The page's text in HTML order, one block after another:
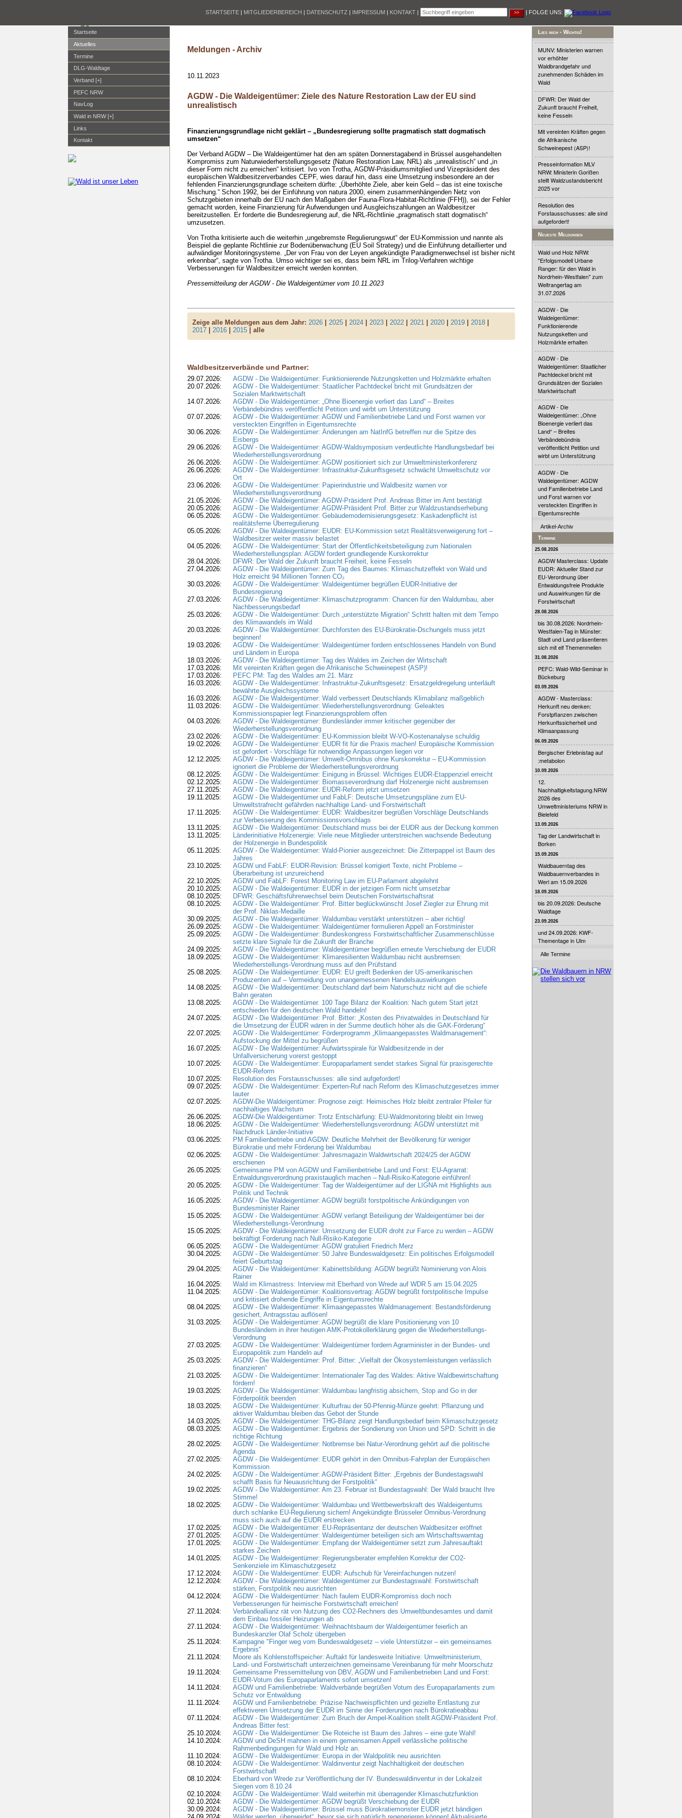
STARTSEITE | MITGLIEDERBEREICH | DATENSCHUTZ | IMPRESSUM | KONTAKT | | FOLGE UNS:
Startseite
Aktuelles
Termine
DLG-Waldtage
Verband [+]
PEFC NRW
NavLog
Wald in NRW [+]
Links
Kontakt
Meldungen - Archiv
10.11.2023
AGDW - Die Waldeigentümer: Ziele des Nature Restoration Law der EU sind
unrealistisch
Finanzierungsgrundlage nicht geklärt – „Bundesregierung sollte pragmatisch statt dogmatisch
umsetzen“
Der Verband AGDW – Die Waldeigentümer hat den am späten Donnerstagabend in Brüssel ausgehandelten
Kompromiss zum Naturwiederherstellungsgesetz (Nature Restoration Law, NRL) als „unrealistisch“ und „in
dieser Form nicht zu erreichen“ kritisiert. Ivo von Trotha, AGDW-Präsidiumsmitglied und Vizepräsident des
europäischen Waldbesitzerverbandes CEPF, wies darauf hin, dass eine Umsetzung insbesondere an der
fehlenden Finanzierungsgrundlage scheitern dürfte: „Überhöhte Ziele, aber kein Geld – das ist eine toxische
Mischung.“ Schon 1992, bei der Einführung von natura 2000, einem zusammenhängenden Netz von
Schutzgebieten innerhalb der EU nach den Maßgaben der Fauna-Flora-Habitat-Richtlinie (FFH)), sei der Fehler
gemacht worden, keine Finanzierung für Aufwendungen und Ausgleichszahlungen an Waldbesitzer
bereitzustellen. Er forderte die Bundesregierung auf, die NRL-Richtlinie „pragmatisch statt dogmatisch“
umzusetzen.
Von Trotha kritisierte auch die weiterhin „ungebremste Regulierungswut“ der EU-Kommission und nannte als
Beispiel die geplante Richtlinie zur Bodenüberwachung (EU Soil Strategy) und die Einführung detaillierter und
aufwändiger Monitoringsysteme. „Der von Frau von der Leyen angekündigte Paradigmenwechsel ist bisher nicht
erkennbar“, sagte von Trotha. Umso wichtiger sei es, dass beim NRL im Trilog-Verfahren wichtige
Verbesserungen für Waldbesitzer erreicht werden konnten.
Pressemitteilung der AGDW - Die Waldeigentümer vom 10.11.2023
Zeige alle Meldungen aus dem Jahr: 2026| 2025| 2024| 2023| 2022| 2021| 2020| 2019| 2018|
2017| 2016| 2015| alle
Waldbesitzerverbände und Partner:
29.07.2026:
AGDW - Die Waldeigentümer: Funktionierende Nutzungsketten und Holzmärkte erhalten
20.07.2026:
AGDW - Die Waldeigentümer: Staatlicher Pachtdeckel bricht mit Grundsätzen der
Sozialen Marktwirtschaft
14.07.2026:
AGDW - Die Waldeigentümer: „Ohne Bioenergie verliert das Land“ – Breites
Verbändebündnis veröffentlicht Petition und wirbt um Unterstützung
07.07.2026:
AGDW - Die Waldeigentümer: AGDW und Familienbetriebe Land und Forst warnen vor
versteckten Eingriffen in Eigentumsrechte
30.06.2026:
AGDW - Die Waldeigentümer: Änderungen am NatInfG betreffen nur die Spitze des
Eisbergs
29.06.2026:
AGDW - Die Waldeigentümer: AGDW-Waldsymposium verdeutlichte Handlungsbedarf bei
Wiederherstellungsverordnung
26.06.2026:
AGDW - Die Waldeigentümer: AGDW positioniert sich zur Umweltministerkonferenz
26.06.2026:
AGDW - Die Waldeigentümer: Infrastruktur-Zukunftsgesetz schwächt Umweltschutz vor
Ort
23.06.2026:
AGDW - Die Waldeigentümer: Papierindustrie und Waldbesitz warnen vor
Wiederherstellungsverordnung
21.05.2026:
AGDW - Die Waldeigentümer: AGDW-Präsident Prof. Andreas Bitter im Amt bestätigt
20.05.2026:
AGDW - Die Waldeigentümer: AGDW-Präsident Prof. Bitter zur Waldzustandserhebung
06.05.2026:
AGDW - Die Waldeigentümer: Gebäudemodernisierungsgesetz: Kaskadenpflicht ist
realitätsferne Überregulierung
05.05.2026:
AGDW - Die Waldeigentümer: EUDR: EU-Kommission setzt Realitätsverweigerung fort –
Waldbesitzer weiter massiv belastet
04.05.2026:
AGDW - Die Waldeigentümer: Start der Öffentlichkeitsbeteiligung zum Nationalen
Wiederherstellungsplan: AGDW fordert grundlegende Kurskorrektur
28.04.2026:
DFWR: Der Wald der Zukunft braucht Freiheit, keine Fesseln
27.04.2026:
AGDW - Die Waldeigentümer: Zum Tag des Baumes: Klimaschutzeffekt von Wald und
Holz erreicht 94 Millionen Tonnen CO₂
30.03.2026:
AGDW - Die Waldeigentümer: Waldeigentümer begrüßen EUDR-Initiative der
Bundesregierung
27.03.2026:
AGDW - Die Waldeigentümer: Klimaschutzprogramm: Chancen für den Waldumbau, aber
Nachbesserungsbedarf
25.03.2026:
AGDW - Die Waldeigentümer: Durch „unterstützte Migration“ Schritt halten mit dem Tempo
des Klimawandels im Wald
20.03.2026:
AGDW - Die Waldeigentümer: Durchforsten des EU-Bürokratie-Dschungels muss jetzt
beginnen!
19.03.2026:
AGDW - Die Waldeigentümer: Waldeigentümer fordern entschlossenes Handeln von Bund
und Ländern in Europa
18.03.2026:
AGDW - Die Waldeigentümer: Tag des Waldes im Zeichen der Wirtschaft
17.03.2026:
Mit vereinten Kräften gegen die Afrikanische Schweinepest (ASP)!
17.03.2026:
PEFC PM: Tag des Waldes am 21. März
16.03.2026:
AGDW - Die Waldeigentümer: Infrastruktur-Zukunftsgesetz: Ersatzgeldregelung unterläuft
bewährte Ausgleichssysteme
16.03.2026:
AGDW - Die Waldeigentümer: Wald verbessert Deutschlands Klimabilanz maßgeblich
11.03.2026:
AGDW - Die Waldeigentümer: Wiederherstellungsverordnung: Geleaktes
Kommissionspapier legt Finanzierungsproblem offen
04.03.2026:
AGDW - Die Waldeigentümer: Bundesländer immer kritischer gegenüber der
Wiederherstellungsverordnung
23.02.2026:
AGDW - Die Waldeigentümer: EU-Kommission bleibt W-VO-Kostenanalyse schuldig
19.02.2026:
AGDW - Die Waldeigentümer: EUDR fit für die Praxis machen! Europäische Kommission
ist gefordert - Vorschläge für notwendige Anpassungen liegen vor
12.12.2025:
AGDW - Die Waldeigentümer: Umwelt-Omnibus ohne Kurskorrektur – EU-Kommission
ignoriert die Probleme der Wiederherstellungsverordnung
08.12.2025:
AGDW - Die Waldeigentümer: Einigung in Brüssel: Wichtiges EUDR-Etappenziel erreicht
02.12.2025:
AGDW - Die Waldeigentümer: Biomasseverordnung darf Holzenergie nicht ausbremsen
27.11.2025:
AGDW - Die Waldeigentümer: EUDR-Reform jetzt umsetzen
19.11.2025:
AGDW - Die Waldeigentümer und FabLF: Deutsche Umsetzungspläne zum EU-
Umweltstrafrecht gefährden nachhaltige Land- und Forstwirtschaft
17.11.2025:
AGDW - Die Waldeigentümer: EUDR: Waldbesitzer begrüßen Vorschläge Deutschlands
zur Verbesserung des Kommissionsvorschlags
13.11.2025:
AGDW - Die Waldeigentümer: Deutschland muss bei der EUDR aus der Deckung kommen
13.11.2025:
Länderinitiative Holzenergie: Viele neue Mitglieder unterstreichen wachsende Bedeutung
der Holzenergie in Bundespolitik
05.11.2025:
AGDW - Die Waldeigentümer: Wald-Pionier ausgezeichnet: Die Zitterpappel ist Baum des
Jahres
23.10.2025:
AGDW und FabLF: EUDR-Revision: Brüssel korrigiert Texte, nicht Probleme –
Überarbeitung ist unzureichend
22.10.2025:
AGDW und FabLF: Forest Monitoring Law im EU-Parlament abgelehnt
20.10.2025:
AGDW - Die Waldeigentümer: EUDR in der jetzigen Form nicht umsetzbar
08.10.2025:
DFWR: Geschäftsführerwechsel beim Deutschen Forstwirtschaftsrat
08.10.2025:
AGDW - Die Waldeigentümer: Prof. Bitter beglückwünscht Josef Ziegler zur Ehrung mit
der Prof. Niklas-Medaille
30.09.2025:
AGDW - Die Waldeigentümer: Waldumbau verstärkt unterstützen – aber richtig!
26.09.2025:
AGDW - Die Waldeigentümer: Waldeigentümer formulieren Appell an Forstminister
25.09.2025:
AGDW - Die Waldeigentümer: Bundeskongress Forstwirtschaftlicher Zusammenschlüsse
setzte klare Signale für die Zukunft der Branche
24.09.2025:
AGDW - Die Waldeigentümer: Waldeigentümer begrüßen erneute Verschiebung der EUDR
18.09.2025:
AGDW - Die Waldeigentümer: Klimaresilienten Waldumbau nicht ausbremsen:
Wiederherstellungs-Verordnung muss auf den Prüfstand
25.08.2025:
AGDW - Die Waldeigentümer: EUDR: EU greift Bedenken der US-amerikanischen
Produzenten auf – Vermeidung von unangemessenen Handelsauswirkungen
14.08.2025:
AGDW - Die Waldeigentümer: Deutschland darf beim Naturschutz nicht auf die schiefe
Bahn geraten
13.08.2025:
AGDW - Die Waldeigentümer. 100 Tage Bilanz der Koalition: Nach gutem Start jetzt
entschieden für den deutschen Wald handeln!
24.07.2025:
AGDW - Die Waldeigentümer: Prof. Bitter: „Kosten des Privatwaldes in Deutschland für
die Umsetzung der EUDR wären in der Summe deutlich höher als die GAK-Förderung“
22.07.2025:
AGDW - Die Waldeigentümer: Förderprogramm „Klimaangepasstes Waldmanagement“:
Aufstockung der Mittel zu begrüßen
16.07.2025:
AGDW - Die Waldeigentümer: Aufwärtsspirale für Waldbesitzende in der
Unfallversicherung vorerst gestoppt
10.07.2025:
AGDW - Die Waldeigentümer: Europaparlament sendet starkes Signal für praxisgerechte
EUDR-Reform
10.07.2025:
Resolution des Forstausschusses: alle sind aufgefordert!
09.07.2025:
AGDW - Die Waldeigentümer: Experten-Ruf nach Reform des Klimaschutzgesetzes immer
lauter
02.07.2025:
AGDW-Die Waldeigentümer: Prognose zeigt: Heimisches Holz bleibt zentraler Pfeiler für
nachhaltiges Wachstum
26.06.2025:
AGDW-Die Waldeigentümer: Trotz Entschärfung: EU-Waldmonitoring bleibt ein Irrweg
18.06.2025:
AGDW - Die Waldeigentümer: Wiederherstellungsverordnung: AGDW unterstützt mit
Nachdruck Länder-Initiative
03.06.2025:
PM Familienbetriebe und AGDW: Deutliche Mehrheit der Bevölkerung für weniger
Bürokratie und mehr Förderung bei Waldumbau
02.06.2025:
AGDW - Die Waldeigentümer: Jahresmagazin Waldwirtschaft 2024/25 der AGDW
erschienen
26.05.2025:
Gemeinsame PM von AGDW und Familienbetriebe Land und Forst: EU-Agrarrat:
Entwaldungsverordnung praxistauglich machen – Null-Risiko-Kategorie einführen!
20.05.2025:
AGDW - Die Waldeigentümer: Tag der Waldeigentümer auf der LIGNA mit Highlights aus
Politik und Technik
16.05.2025:
AGDW - Die Waldeigentümer: AGDW begrüßt forstpolitische Ankündigungen von
Bundesminister Rainer
15.05.2025:
AGDW - Die Waldeigentümer: AGDW verlangt Beteiligung der Waldeigentümer bei der
Wiederherstellungs-Verordnung
15.05.2025:
AGDW - Die Waldeigentümer: Umsetzung der EUDR droht zur Farce zu werden – AGDW
bekräftigt Forderung nach Null-Risiko-Kategorie
06.05.2025:
AGDW - Die Waldeigentümer: AGDW gratuliert Friedrich Merz
30.04.2025:
AGDW - Die Waldeigentümer: 50 Jahre Bundeswaldgesetz: Ein politisches Erfolgsmodell
feiert Geburtstag
29.04.2025:
AGDW - Die Waldeigentümer: Kabinettsbildung: AGDW begrüßt Nominierung von Alois
Rainer
16.04.2025:
Wald im Klimastress: Interview mit Eberhard von Wrede auf WDR 5 am 15.04.2025
11.04.2025:
AGDW - Die Waldeigentümer: Koalitionsvertrag: AGDW begrüßt forstpolitische Impulse
und kritisiert drohende Eingriffe in Eigentumsrechte
08.04.2025:
AGDW - Die Waldeigentümer: Klimaangepasstes Waldmanagement: Bestandsförderung
gesichert, Antragsstau auflösen!
31.03.2025:
AGDW - Die Waldeigentümer: AGDW begrüßt die klare Positionierung von 10
Bundesländern in ihrer heutigen AMK-Protokollerklärung gegen die Wiederherstellungs-
Verordnung
27.03.2025:
AGDW - Die Waldeigentümer: Waldeigentümer fordern Agrarminister in der Bundes- und
Europapolitik zum Handeln auf
25.03.2025:
AGDW - Die Waldeigentümer: Prof. Bitter: „Vielfalt der Ökosystemleistungen verlässlich
finanzieren“
21.03.2025:
AGDW - Die Waldeigentümer: Internationaler Tag des Waldes: Aktive Waldbewirtschaftung
fördern!
19.03.2025:
AGDW - Die Waldeigentümer: Waldumbau langfristig absichern, Stop and Go in der
Förderpolitik beenden
18.03.2025:
AGDW - Die Waldeigentümer: Kulturfrau der 50-Pfennig-Münze geehrt: Pflanzung und
aktiver Waldumbau bleiben das Gebot der Stunde
14.03.2025:
AGDW - Die Waldeigentümer: THG-Bilanz zeigt Handlungsbedarf beim Klimaschutzgesetz
08.03.2025:
AGDW - Die Waldeigentümer: Ergebnis der Sondierung von Union und SPD: Schritt in die
richtige Richtung
28.02.2025:
AGDW - Die Waldeigentümer: Notbremse bei Natur-Verordnung gehört auf die politische
Agenda
27.02.2025:
AGDW - Die Waldeigentümer: EUDR gehört in den Omnibus-Fahrplan der Europäischen
Kommission
24.02.2025:
AGDW - Die Waldeigentümer: AGDW-Präsident Bitter: „Ergebnis der Bundestagswahl
schafft Basis für Neuausrichtung der Forstpolitik“
19.02.2025:
AGDW - Die Waldeigentümer: Am 23. Februar ist Bundestagswahl: Der Wald braucht Ihre
Stimme!
18.02.2025:
AGDW - Die Waldeigentümer: Waldumbau und Wettbewerbskraft des Waldeigentums
durch schlanke EU-Regulierung sichern! Angekündigte Brüsseler Omnibus-Verordnung
muss sich auch auf die EUDR erstrecken
17.02.2025:
AGDW - Die Waldeigentümer: EU-Repräsentanz der deutschen Waldbesitzer eröffnet
27.01.2025:
AGDW - Die Waldeigentümer: Waldeigentümer beteiligen sich am Wirtschaftswarntag
17.01.2025:
AGDW - Die Waldeigentümer: Empfang der Waldeigentümer setzt zum Jahresauftakt
starkes Zeichen
14.01.2025:
AGDW - Die Waldeigentümer: Regierungsberater empfehlen Korrektur der CO2-
Senkenziele im Klimaschutzgesetz
17.12.2024:
AGDW - Die Waldeigentümer: EUDR: Aufschub für Vereinfachungen nutzen!
12.12.2024:
AGDW - Die Waldeigentümer: Waldeigentümer zur Bundestagswahl: Forstwirtschaft
stärken, Forstpolitik neu ausrichten
04.12.2024:
AGDW - Die Waldeigentümer: Nach faulem EUDR-Kompromiss doch noch
Verbesserungen für heimische Forstwirtschaft erreichen!
27.11.2024:
Verbändeallianz rät von Nutzung des CO2-Rechners des Umweltbundesamtes und damit
dem Einbau fossiler Heizungen ab
27.11.2024:
AGDW - Die Waldeigentümer: Weihnachtsbaum der Waldeigentümer feierlich an
Bundeskanzler Olaf Scholz übergeben
25.11.2024:
Kampagne "Finger weg vom Bundeswaldgesetz – viele Unterstützer – ein gemeinsames
Ergebnis“
21.11.2024:
Moore als Kohlenstoffspeicher: Auftakt für landesweite Initiative: Umweltministerium,
Land- und Forstwirtschaft unterzeichnen gemeinsame Vereinbarung für mehr Moorschutz
19.11.2024:
Gemeinsame Pressemitteilung von DBV, AGDW und Familienbetrieben Land und Forst:
EUDR-Votum des Europaparlaments sofort umsetzen!
14.11.2024:
AGDW und Familienbetriebe: Waldverbände begrüßen Votum des Europaparlaments zum
Schutz vor Entwaldung
11.11.2024:
AGDW und Familienbetriebe: Präzise Nachweispflichten und gezielte Entlastung zur
effektiveren Umsetzung der EUDR im Sinne der Forderungen nach Bürokratieabbau
07.11.2024:
AGDW - Die Waldeigentümer: Zum Bruch der Ampel-Koalition stellt AGDW-Präsident Prof.
Andreas Bitter fest:
25.10.2024:
AGDW - Die Waldeigentümer: Die Roteiche ist Baum des Jahres – eine gute Wahl!
14.10.2024:
AGDW und DeSH mahnen in einem gemeinsamen Appell verlässliche politische
Rahmenbedingungen für Wald und Holz an.
11.10.2024:
AGDW - Die Waldeigentümer: Europa in der Waldpolitik neu ausrichten
08.10.2024:
AGDW - Die Waldeigentümer: Waldinventur zeigt Nachhaltigkeit der deutschen
Forstwirtschaft
08.10.2024:
Eberhard von Wrede zur Veröffentlichung der IV. Bundeswaldinventur in der Lokalzeit
Siegen vom 8.10.24
02.10.2024:
AGDW - Die Waldeigentümer: Wald weiterhin mit überragender Klimaschutzfunktion
02.10.2024:
AGDW - Die Waldeigentümer: AGDW begrüßt Verschiebung der EUDR
30.09.2024:
AGDW - Die Waldeigentümer: Brüssel muss Bürokratiemonster EUDR jetzt bändigen
Lies mich - Wichtig!
MUNV: Ministerien warnen
vor erhöhter
Waldbrandgefahr und
zunehmenden Schäden im
Wald
DFWR: Der Wald der
Zukunft braucht Freiheit,
keine Fesseln
Mit vereinten Kräften gegen
die Afrikanische
Schweinepest (ASP)!
Presseinformation MLV
NRW: Ministerin Gorißen
stellt Waldzustandsbericht
2025 vor
Resolution des
Forstausschusses: alle sind
aufgefordert!
Neueste Meldungen
Wald und Holz NRW:
"Erfolgsmodell Urbane
Ranger: für den Wald in
Nordrhein-Westfalen" zum
Weltrangertag am
31.07.2026
AGDW - Die
Waldeigentümer:
Funktionierende
Nutzungsketten und
Holzmärkte erhalten
AGDW - Die
Waldeigentümer: Staatlicher
Pachtdeckel bricht mit
Grundsätzen der Sozialen
Marktwirtschaft
AGDW - Die
Waldeigentümer: „Ohne
Bioenergie verliert das
Land“ – Breites
Verbändebündnis
veröffentlicht Petition und
wirbt um Unterstützung
AGDW - Die
Waldeigentümer: AGDW
und Familienbetriebe Land
und Forst warnen vor
versteckten Eingriffen in
Eigentumsrechte
Artikel-Archiv
Termine
25.08.2026
AGDW Masterclass: Update
EUDR: Aktueller Stand zur
EU-Verordnung über
Entwaldungsfreie Produkte
und Auswirkungen für die
Forstwirtschaft
28.08.2026
bis 30.08.2026: Nordrhein-
Westfalen-Tag in Münster:
Stadt und Land präsentieren
sich mit elf Themenmeilen
31.08.2026
PEFC: Wald-Wild-Seminar in
Bückeburg
03.09.2026
AGDW - Masterclass:
Herkunft neu denken:
Forstpflanzen zwischen
Herkunftssicherheit und
Klimaanpassung
06.09.2026
Bergischer Erlebnistag auf
:metabolon
10.09.2026
12.
Nachhaltigkeitstagung.NRW
2026 des
Umweltministeriums NRW in
Bielefeld
13.09.2026
Tag der Landwirtschaft in
Borken
15.09.2026
Waldbauerntag des
Waldbauernverbandes in
Werl am 15.09.2026
18.09.2026
bis 20.09.2026: Deutsche
Waldtage
23.09.2026
und 24.09.2026: KWF-
Thementage in Ulm
Alle Termine